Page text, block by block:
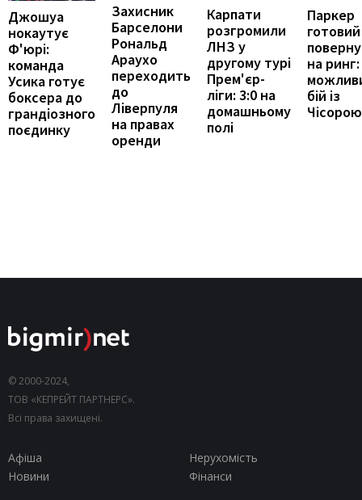
Джошуа
нокаутує
Ф'юрі:
команда
Усика готує
боксера до
грандіозного
поєдинку
Захисник
Барселони
Рональд
Араухо
переходить
до
Ліверпуля
на правах
оренди
Карпати
розгромили
ЛНЗ у
другому турі
Прем'єр-
ліги: 3:0 на
домашньому
полі
Паркер
готовий
на ринг:
бій із
Чісорою
© 2000-2024,
ТОВ «КЕПРЕЙТ ПАРТНЕРС».
Всі права захищені.
Афіша
Нерухомість
Новини
Фінанси